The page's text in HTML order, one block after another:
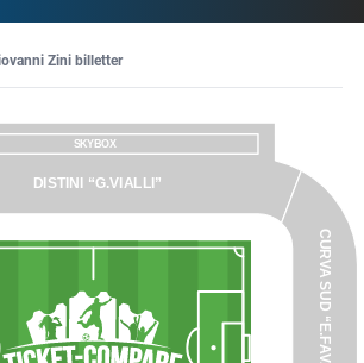
Zini billetter
SKYBOX
DISTINI “G.VIALLI”